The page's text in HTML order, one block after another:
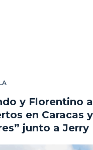
y Florentino
en Caracas
junto a Jerry